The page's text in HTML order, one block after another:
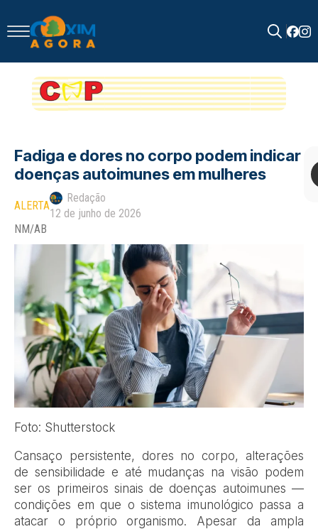
for:
Fadiga e dores no corpo podem indicar
doenças autoimunes em mulheres
ALERTA
Redação
12 de junho de 2026
NM/AB
Foto: Shutterstock
Cansaço persistente, dores no corpo, alterações
de sensibilidade e até mudanças na visão podem
ser os primeiros sinais de doenças autoimunes —
condições em que o sistema imunológico passa a
atacar o próprio organismo. Apesar da ampla